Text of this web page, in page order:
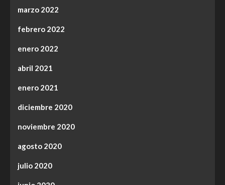
marzo 2022
febrero 2022
enero 2022
abril 2021
enero 2021
diciembre 2020
noviembre 2020
agosto 2020
julio 2020